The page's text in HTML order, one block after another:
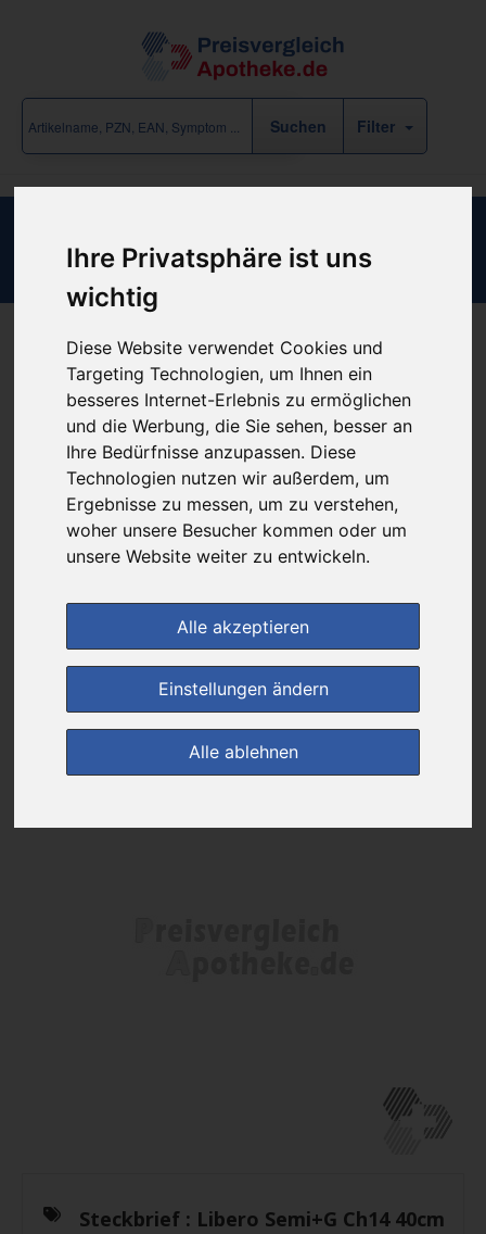
Ihre Privatsphäre ist uns
wichtig
Diese Website verwendet Cookies und
Targeting Technologien, um Ihnen ein
besseres Internet-Erlebnis zu ermöglichen
und die Werbung, die Sie sehen, besser an
Ihre Bedürfnisse anzupassen. Diese
Technologien nutzen wir außerdem, um
Ergebnisse zu messen, um zu verstehen,
woher unsere Besucher kommen oder um
unsere Website weiter zu entwickeln.
Alle akzeptieren
Einstellungen ändern
Alle ablehnen
Filter
Libero Semi+G Ch14 40cm T
Produkt empfehlen
Kein Preis bekannt
Das gewünschte Produkt ist derzeit bei keinem unserer Partner
erhältlich.
(0) Jetzt bewerten!
zur Startseite
Preisalarm
Steckbrief : Libero Semi+G Ch14 40cm